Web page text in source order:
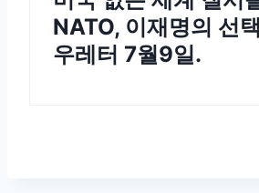
NATO, 이재명의 선
우레터 7월9일.